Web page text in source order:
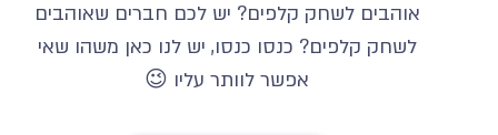
אוהבים לשחק קלפים? יש לכם חברים שאוהבים
לשחק קלפים? כנסו כנסו, יש לנו כאן משהו שאי
אפשר לוותר עליו 😉